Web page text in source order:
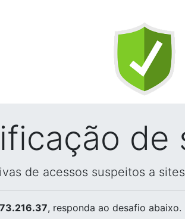
de
de acessos suspeitos a
, responda ao desafio abaixo.